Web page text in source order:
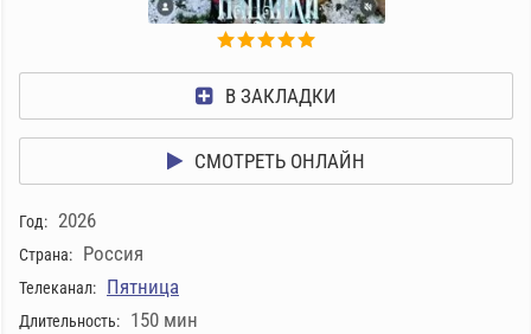
В ЗАКЛАДКИ
СМОТРЕТЬ ОНЛАЙН
Год: 2026
Страна: Россия
Телеканал: Пятница
Длительность: 150 мин